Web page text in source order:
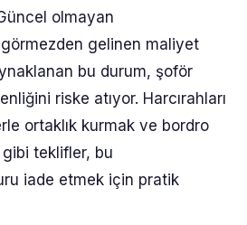
olmayan
gelinen maliyet
bu durum, şoför
riske atıyor. Harcırahları
ortaklık kurmak ve bordro
gibi teklifler, bu
iade etmek için pratik